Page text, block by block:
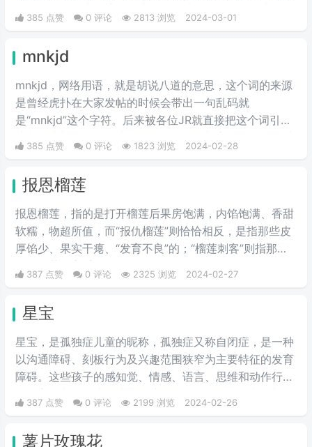
有个人特色的牛仔裤。首先我们要选择一条原色的牛仔
裤，是没有经过洗水处理的，也就是我们所说的“多穿少
385 点赞 0 评论 2813 浏览 2024-03-01
mnkjd
mnkjd，网络用语，就是胡说八道的意思，这个词的来源
是曾经虎扑在大家发帖的时候会带出一句乱码就
是“mnkjd”这个字符。后来被各位JR就直接把这个词引申
成意思为胡说八道，比如说有一个人在胡言乱语，我们就
说他在mnkjd，也就是胡乱说话的意思。
385 点赞 0 评论 1823 浏览 2024-02-28
报恩榴莲
报恩榴莲，指的是打开榴莲后果房饱满，内馅饱满、香甜
软糯，物超所值，而“报仇榴莲”则恰恰相反，是指那些皮
厚馅少、果实干瘪、“发育不良”的；“榴莲刺客”则指那些
会挑榴莲的高手。
387 点赞 0 评论 2325 浏览 2024-02-27
星宝
星宝，是孤独症儿童的昵称，孤独症又称自闭症，是一种
以沟通障碍、刻板行为及兴趣范围狭窄为主要特征的发育
障碍。这些孩子的感知觉、情感、语言、思维和动作行为
等多方面都会有或多或少的障碍。是一个数目不断增加，
且急需社会关爱与理解的群体。
387 点赞 0 评论 2199 浏览 2024-02-26
薯片玫瑰花